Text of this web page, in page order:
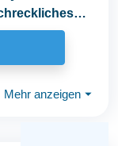
Mehr anzeigen ⏷